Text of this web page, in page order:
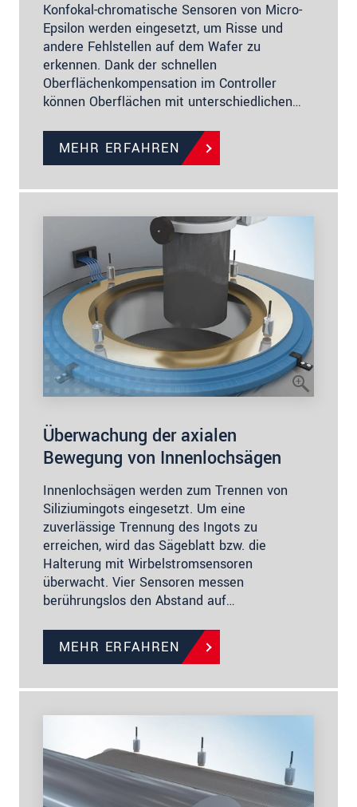
Konfokal-chromatische Sensoren von Micro-
Epsilon werden eingesetzt, um Risse und
andere Fehlstellen auf dem Wafer zu
erkennen. Dank der schnellen
Oberflächenkompensation im Controller
können Oberflächen mit unterschiedlichen…
MEHR ERFAHREN
Überwachung der axialen
Bewegung von Innenlochsägen
Innenlochsägen werden zum Trennen von
Siliziumingots eingesetzt. Um eine
zuverlässige Trennung des Ingots zu
erreichen, wird das Sägeblatt bzw. die
Halterung mit Wirbelstromsensoren
überwacht. Vier Sensoren messen
berührungslos den Abstand auf…
MEHR ERFAHREN